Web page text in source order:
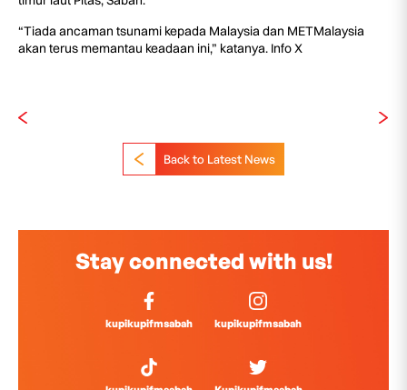
“Tiada ancaman tsunami kepada Malaysia dan METMalaysia
akan terus memantau keadaan ini,” katanya. Info X
Back to Latest News
Stay connected with us!
kupikupifmsabah kupikupifmsabah